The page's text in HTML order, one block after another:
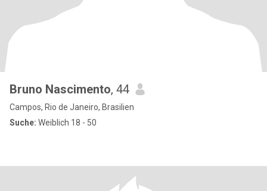
Bruno Nascimento, 44
Campos, Rio de Janeiro, Brasilien
Suche: Weiblich 18 - 50